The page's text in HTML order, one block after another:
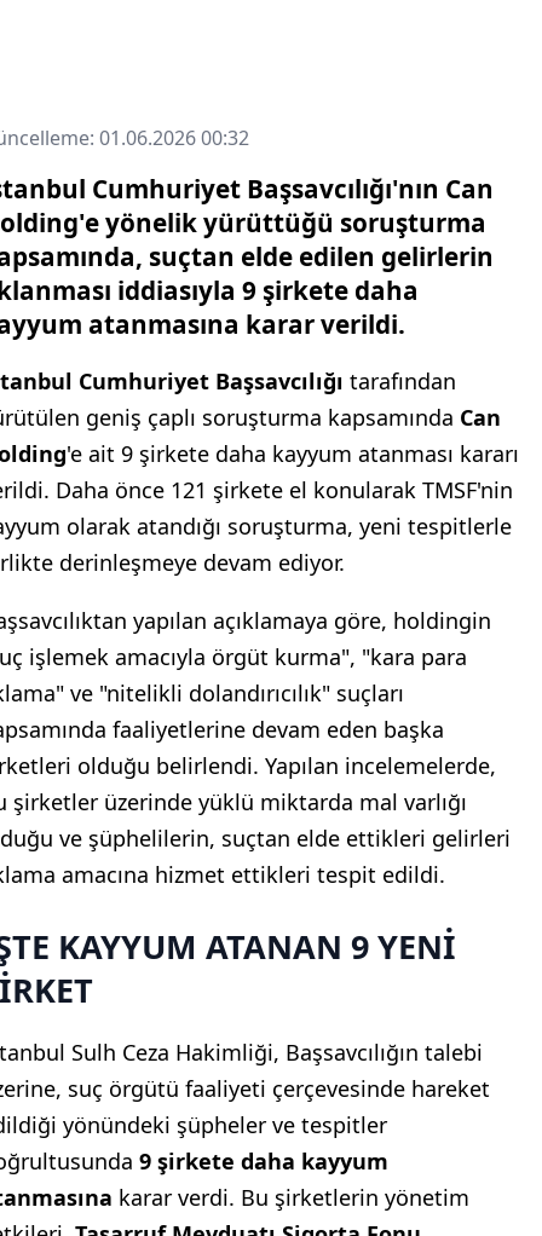
01.06.2026 00:32
Cumhuriyet Başsavcılığı'nın Can
yönelik yürüttüğü soruşturma
suçtan elde edilen gelirlerin
iddiasıyla 9 şirkete daha
atanmasına karar verildi.
Cumhuriyet Başsavcılığı tarafından
geniş çaplı soruşturma kapsamında Can
'e ait 9 şirkete daha kayyum atanması kararı
Daha önce 121 şirkete el konularak TMSF'nin
olarak atandığı soruşturma, yeni tespitlerle
derinleşmeye devam ediyor.
yapılan açıklamaya göre, holdingin
işlemek amacıyla örgüt kurma", "kara para
ve "nitelikli dolandırıcılık" suçları
faaliyetlerine devam eden başka
olduğu belirlendi. Yapılan incelemelerde,
şirketler üzerinde yüklü miktarda mal varlığı
ve şüphelilerin, suçtan elde ettikleri gelirleri
amacına hizmet ettikleri tespit edildi.
KAYYUM ATANAN 9 YENİ
Sulh Ceza Hakimliği, Başsavcılığın talebi
suç örgütü faaliyeti çerçevesinde hareket
yönündeki şüpheler ve tespitler
9 şirkete daha kayyum
karar verdi. Bu şirketlerin yönetim